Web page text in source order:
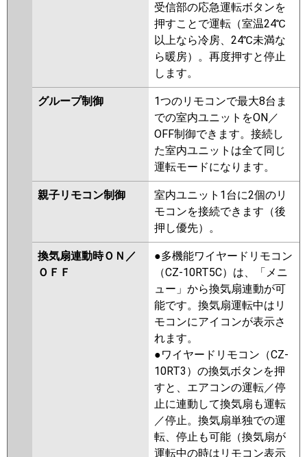
受信部の応急運転ボタンを
押すことで運転（室温24℃
以上なら冷房、24℃未満な
ら暖房）。再度押すと停止
します。
グループ制御
1つのリモコンで最大8台ま
での室内ユニットをON／
OFF制御できます。接続し
た室内ユニットは全て同じ
運転モードになります。
親子リモコン制御
室内ユニット1台に2個のリ
モコンを接続できます（後
押し優先）。
換気扇連動時ＯＮ／
ＯＦＦ
●多機能ワイヤードリモコン
（CZ-10RT5C）は、「メニ
ュー」から換気扇連動が可
能です。換気扇運転中はリ
モコンにアイコンが表示さ
れます。
●ワイヤードリモコン（CZ-
10RT3）の換気ボタンを押
すと、エアコンの運転／停
止に連動して換気扇も運転
／停止。換気扇単独での運
転、停止も可能（換気扇が
運転中の時はリモコン表示